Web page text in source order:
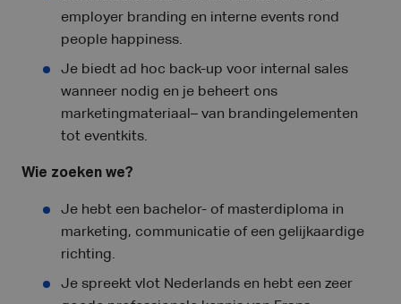
employer branding en interne events rond
people happiness.
Je biedt ad hoc back-up voor internal sales
wanneer nodig en je beheert ons
marketingmateriaal– van brandingelementen
tot eventkits.
Wie zoeken we?
Je hebt een bachelor- of masterdiploma in
marketing, communicatie of een gelijkaardige
richting.
Je spreekt vlot Nederlands en hebt een zeer